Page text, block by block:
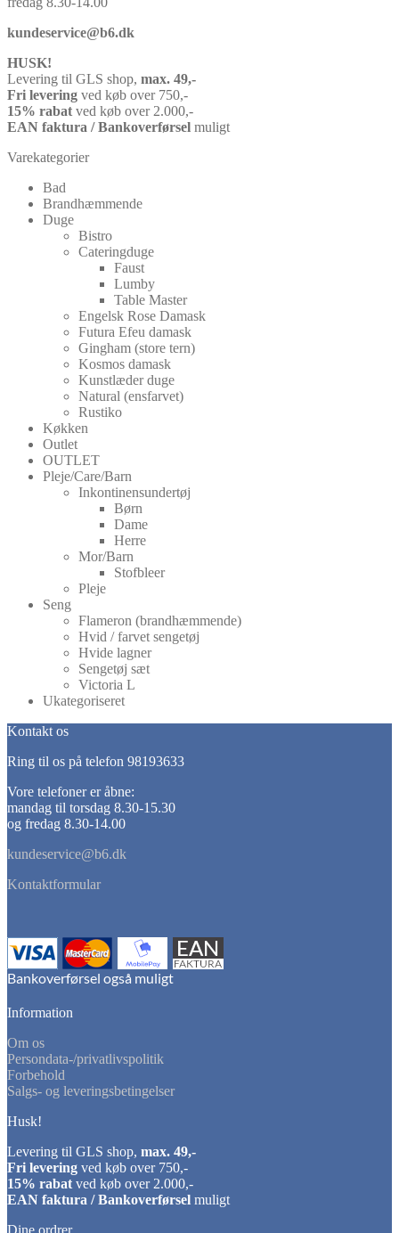
kundeservice@b6.dk
HUSK!
Levering til GLS shop, max. 49,-
Fri levering ved køb over 750,-
15% rabat ved køb over 2.000,-
EAN faktura / Bankoverførsel muligt
Varekategorier
Bad
Brandhæmmende
Duge
Bistro
Cateringduge
Faust
Lumby
Table Master
Engelsk Rose Damask
Futura Efeu damask
Gingham (store tern)
Kosmos damask
Kunstlæder duge
Natural (ensfarvet)
Rustiko
Køkken
Outlet
OUTLET
Pleje/Care/Barn
Inkontinensundertøj
Børn
Dame
Herre
Mor/Barn
Stofbleer
Pleje
Seng
Flameron (brandhæmmende)
Hvid / farvet sengetøj
Hvide lagner
Sengetøj sæt
Victoria L
Ukategoriseret
Kontakt os
Ring til os på telefon 98193633
Vore telefoner er åbne:
mandag til torsdag 8.30-15.30
og fredag 8.30-14.00
kundeservice@b6.dk
Kontaktformular
Information
Om os
Persondata-/privatlivspolitik
Forbehold
Salgs- og leveringsbetingelser
Husk!
Levering til GLS shop, max. 49,-
Fri levering ved køb over 750,-
15% rabat ved køb over 2.000,-
EAN faktura / Bankoverførsel muligt
Dine ordrer